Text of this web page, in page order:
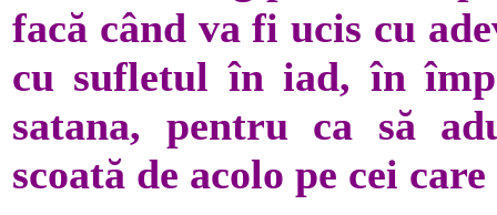
facă când va fi ucis cu
cu sufletul în iad, în
satana, pentru ca să
scoată de acolo pe cei